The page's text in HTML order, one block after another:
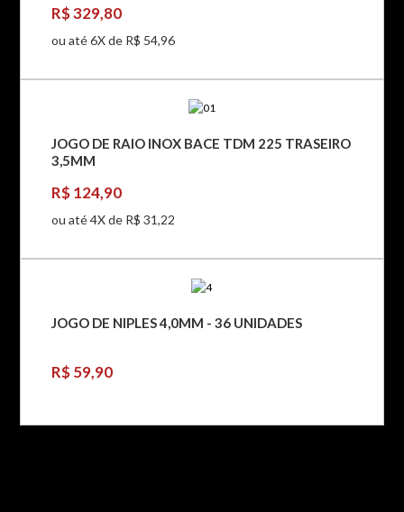
R$ 329,80
ou até 6X de R$ 54,96
JOGO DE RAIO INOX BACE TDM 225 TRASEIRO
3,5MM
R$ 124,90
ou até 4X de R$ 31,22
JOGO DE NIPLES 4,0MM - 36 UNIDADES
R$ 59,90